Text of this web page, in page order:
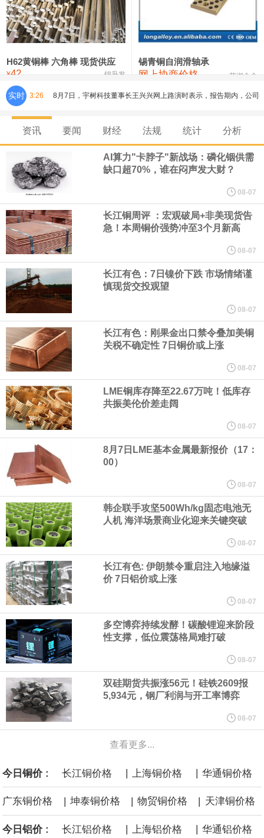
铸造铝合金锭(ZLD104) 24,300—24,500 24,400
压铸锌合金锭 26,500—26,700
氯化镍 38,300—40,300 39,300 0
H62黄铜棒 六角棒 现货供应
¥42 锦升发
锡青铜自润滑轴承
网上协商价格 芜湖合金
实时 3:26 8月7日，宇树科技董事长王兴兴网上路演时表示，报告期内，公司
研发费用金额分别为4,995.18万元、7,001.70万元、14,496.56万
元，最近3年复合增长率达70.36%，呈快速增长趋势，并形成多项
核心技术和知识产权。截至2026年1月31日，公司拥有262项专利权
（含境内发明专利20项）。
纽约期银日内涨4%，现报64.08美元/盎司。
宇树科技董事长、总经理兼首席技术官王兴兴在网上路演时表示，
经过多年研发创新和技术积累，公司逐步形成了包括一体化关节集
成技术、高紧凑度机器人身体集成技术、机器人激光雷达全自研核
心技术等多项已商业化应用的核心技术并已应用于公司的高性能通
用人形机器人、四足机器人等产品。
美国总统特朗普6日否认他对国防部长赫格塞思不满，称对赫格塞思
所做的工作“非常满意”。特朗普在社交媒体上发帖称，一些媒体有关
他与赫格塞思就弹药短缺问题发生冲突的报道是“完全没有根据的谣
言”，他对赫格塞思所做的工作“非常满意”。
纽约期银突破64美元/盎司，日内涨3.91%。
据报道，威刚近日在法说会上表示，在需求增加、价格走高及货源
稳定的三大有利因素带动下，预期第3季度营运将优于第2季度，并
进一步扩大全年营运成果。
美国国会预算办公室（CBO）于当地时间5日发布报告称，美国海军
计划建造的15艘核动力“特朗普级”（Trump-class）战列舰，从研发
到采购的总费用可能高达2750亿美元，为美国有史以来最昂贵的水
面战舰项目之一。 根据CBO的初步估算，首舰造价约234亿美元，
后续14艘平均每艘约180亿美元。
黄金价格有望录得自今年1月以来最大单周涨幅。油价走弱为金价提
供支撑，同时投资者正等待美国非农就业数据，以寻找美国利率前
资讯 要闻 财经 法规 统计 分析
AI算力"卡脖子"新战场：磷化铟供需
缺口超70%，谁在闷声发大财？
08-07
长江铜周评 ：宏观破局+非美现货告
急！本周铜价强势冲至3个月新高
08-07
长江有色：7日镍价下跌 市场情绪谨
慎现货交投观望
08-07
长江有色：刚果金出口禁令叠加美铜
关税不确定性 7日铜价或上涨
08-07
LME铜库存降至22.67万吨！低库存
共振美伦价差走阔
08-07
8月7日LME基本金属最新报价（17：
00）
08-07
韩企联手攻坚500Wh/kg固态电池无
人机 海洋场景商业化迎来关键突破
08-07
长江有色: 伊朗禁令重启注入地缘溢
价 7日铝价或上涨
08-07
多空博弈持续发酵！碳酸锂迎来阶段
性支撑，低位震荡格局难打破
08-07
双硅期货共振涨56元！硅铁2609报
5,934元，钢厂利润与开工率博弈
08-07
查看更多...
今日铜价 : 长江铜价格 | 上海铜价格 | 华通铜价格
广东铜价格 | 坤泰铜价格 | 物贸铜价格 | 天津铜价格
今日铝价 : 长江铝价格 上海铝价格 华通铝价格